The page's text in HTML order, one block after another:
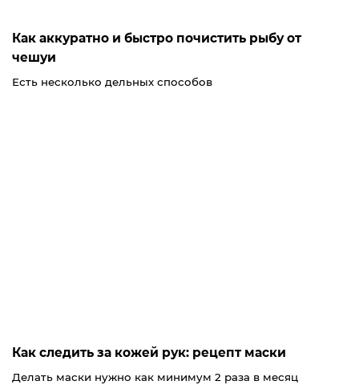
Как аккуратно и быстро почистить рыбу от
чешуи
Есть несколько дельных способов
Как следить за кожей рук: рецепт маски
Делать маски нужно как минимум 2 раза в месяц